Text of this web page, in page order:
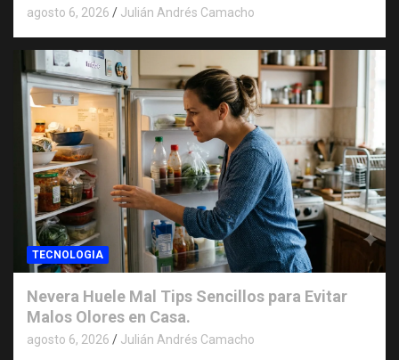
agosto 6, 2026 Julián Andrés Camacho
TECNOLOGIA
Nevera Huele Mal Tips Sencillos para Evitar
Malos Olores en Casa.
agosto 6, 2026 Julián Andrés Camacho